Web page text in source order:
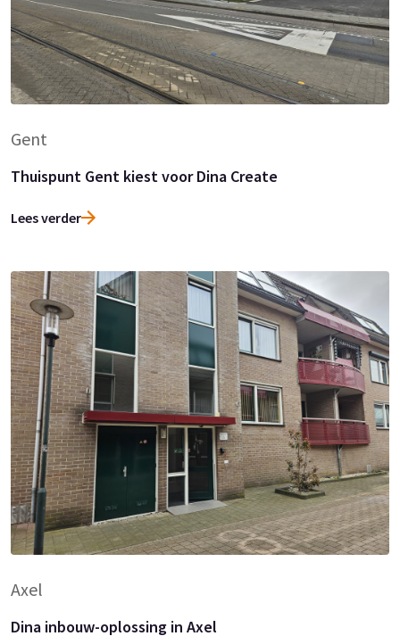
Gent
Thuispunt Gent kiest voor Dina Create
Lees verder
Axel
Dina inbouw-oplossing in Axel